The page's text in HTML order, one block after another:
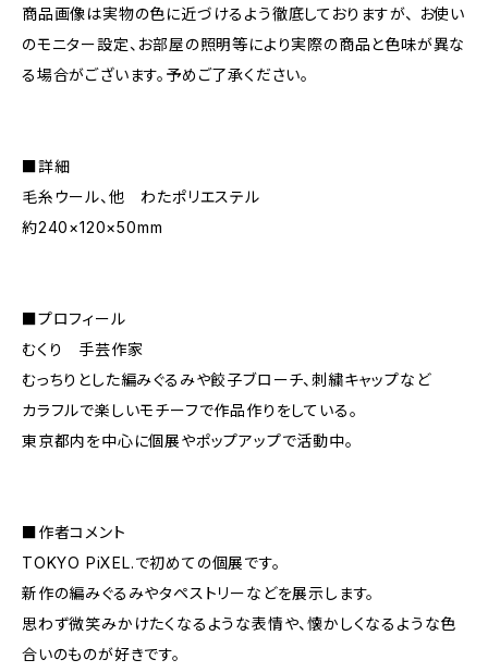
商品画像は実物の色に近づけるよう徹底しておりますが、 お使い
のモニター設定、お部屋の照明等により実際の商品と色味が異な
る場合がございます。予めご了承ください。
■詳細
毛糸ウール、他 わたポリエステル
約240×120×50mm
■プロフィール
むくり 手芸作家
むっちりとした編みぐるみや餃子ブローチ、刺繍キャップなど
カラフルで楽しいモチーフで作品作りをしている。
東京都内を中心に個展やポップアップで活動中。
■作者コメント
TOKYO PiXEL.で初めての個展です。
新作の編みぐるみやタペストリーなどを展示します。
思わず微笑みかけたくなるような表情や、懐かしくなるような色
合いのものが好きです。